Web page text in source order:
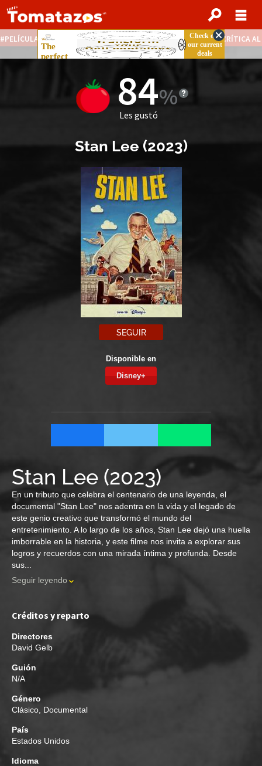
PELÍCULAS STREAMING GRATIS NOTICIAS DESTACADAS CRÍTICA
84
Les gustó
Stan Lee (2023)
SEGUIR
Disponible en
Disney+
Stan Lee (2023)
En un tributo que celebra el centenario de una leyenda, el
documental "Stan Lee" nos adentra en la vida y el legado de
este genio creativo que transformó el mundo del
entretenimiento. A lo largo de los años, Stan Lee dejó una huella
imborrable en la historia, y este filme nos invita a explorar sus
logros y recuerdos con una mirada íntima y profunda. Desde
sus...
Seguir leyendo
Créditos y reparto
Directores
David Gelb
Guión
N/A
Género
Clásico Documental
País
Estados Unidos
Idioma